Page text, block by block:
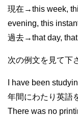
現在→this week,
evening, this
過去→that day,
次の例文を見て下
I have been
年間にわたり英語
There was no